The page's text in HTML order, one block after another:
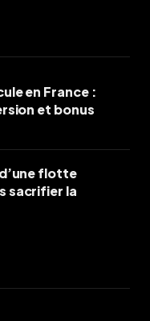
en France :
et bonus
flotte
sacrifier la